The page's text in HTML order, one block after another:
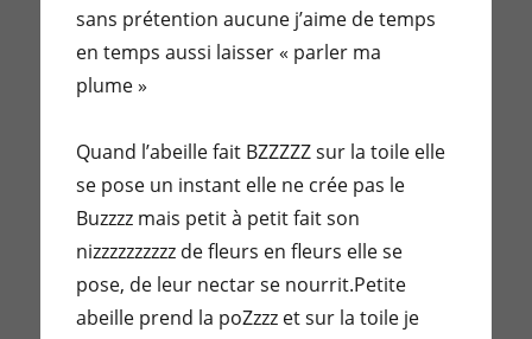
sans prétention aucune j’aime de temps
en temps aussi laisser « parler ma
plume »
Quand l’abeille fait BZZZZZ sur la toile elle
se pose un instant elle ne crée pas le
Buzzzz mais petit à petit fait son
nizzzzzzzzzz de fleurs en fleurs elle se
pose, de leur nectar se nourrit.Petite
abeille prend la poZzzz et sur la toile je